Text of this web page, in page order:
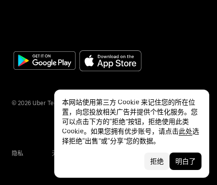
© 2026 Uber Technologies Inc.
隐私 无障碍服务
本网站使用第三方 Cookie 来记住您的所在位
置，向您投放相关广告并提供个性化服务。您
可以点击下方的“拒绝”按钮，拒绝使用此类
Cookie。如果您拥有优步账号，请点击此处选
择拒绝“出售”或“分享”您的数据。
拒绝 明白了